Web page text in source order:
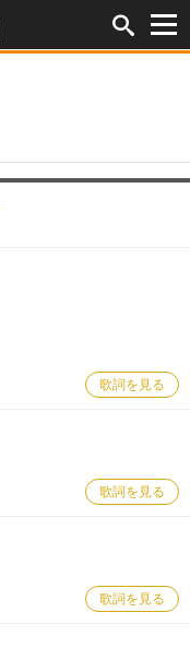
歌詞を見る
歌詞を見る
歌詞を見る